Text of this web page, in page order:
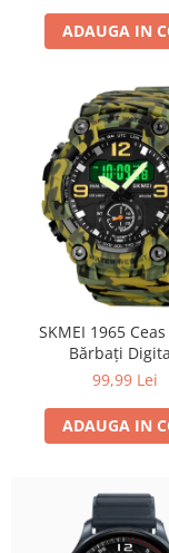
ADAUGA IN
SKMEI 1965
Bărbați
Multifuncțional,
Cronometru,
Calendar
99,99 Lei
ADAUGA IN